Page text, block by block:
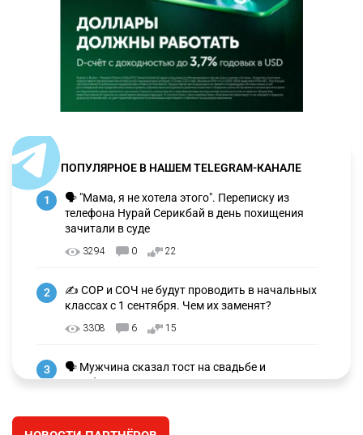
ПОПУЛЯРНОЕ В НАШЕМ TELEGRAM-КАНАЛЕ
1
🗣 "Мама, я не хотела этого". Переписку из
телефона Нурай Серикбай в день похищения
зачитали в суде
3294 0 22
2
✍️ СОР и СОЧ не будут проводить в начальных
классах с 1 сентября. Чем их заменят?
3308 6 15
3
🗣 Мужчина сказал тост на свадьбе и
заработал уголовное дело